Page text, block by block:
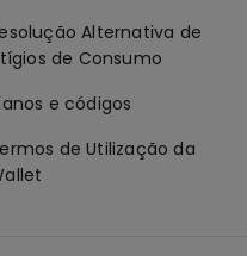
Alternativa de
de Consumo
e códigos
de Utilização da